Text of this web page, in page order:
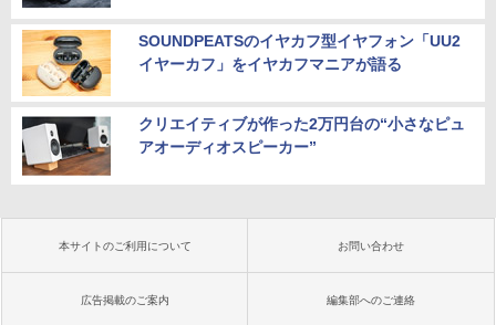
SOUNDPEATSのイヤカフ型イヤフォン「UU2
イヤーカフ」をイヤカフマニアが語る
クリエイティブが作った2万円台の“小さなピュ
アオーディオスピーカー”
本サイトのご利用について お問い合わせ
広告掲載のご案内 編集部へのご連絡